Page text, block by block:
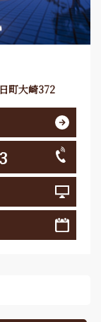
町大崎372